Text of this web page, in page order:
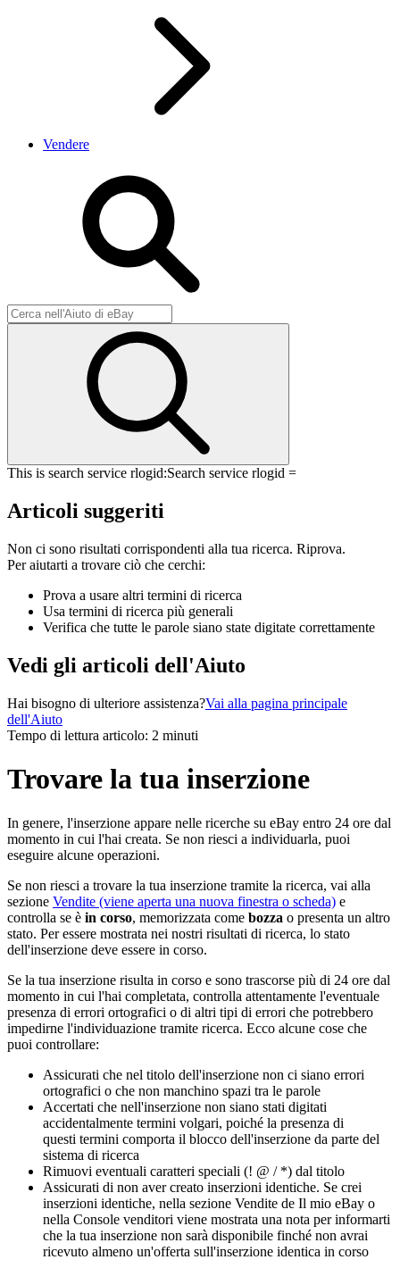
Vendere
This is search service rlogid:Search service rlogid =
Articoli suggeriti
Non ci sono risultati corrispondenti alla tua ricerca. Riprova.
Per aiutarti a trovare ciò che cerchi:
Prova a usare altri termini di ricerca
Usa termini di ricerca più generali
Verifica che tutte le parole siano state digitate correttamente
Vedi gli articoli dell'Aiuto
Hai bisogno di ulteriore assistenza?Vai alla pagina principale
dell'Aiuto
Tempo di lettura articolo: 2 minuti
Trovare la tua inserzione
In genere, l'inserzione appare nelle ricerche su eBay entro 24 ore dal
momento in cui l'hai creata. Se non riesci a individuarla, puoi
eseguire alcune operazioni.
Se non riesci a trovare la tua inserzione tramite la ricerca, vai alla
sezione Vendite (viene aperta una nuova finestra o scheda) e
controlla se è in corso, memorizzata come bozza o presenta un altro
stato. Per essere mostrata nei nostri risultati di ricerca, lo stato
dell'inserzione deve essere in corso.
Se la tua inserzione risulta in corso e sono trascorse più di 24 ore dal
momento in cui l'hai completata, controlla attentamente l'eventuale
presenza di errori ortografici o di altri tipi di errori che potrebbero
impedirne l'individuazione tramite ricerca. Ecco alcune cose che
puoi controllare:
Assicurati che nel titolo dell'inserzione non ci siano errori
ortografici o che non manchino spazi tra le parole
Accertati che nell'inserzione non siano stati digitati
accidentalmente termini volgari, poiché la presenza di
questi termini comporta il blocco dell'inserzione da parte del
sistema di ricerca
Rimuovi eventuali caratteri speciali (! @ / *) dal titolo
Assicurati di non aver creato inserzioni identiche. Se crei
inserzioni identiche, nella sezione Vendite de Il mio eBay o
nella Console venditori viene mostrata una nota per informarti
che la tua inserzione non sarà disponibile finché non avrai
ricevuto almeno un'offerta sull'inserzione identica in corso